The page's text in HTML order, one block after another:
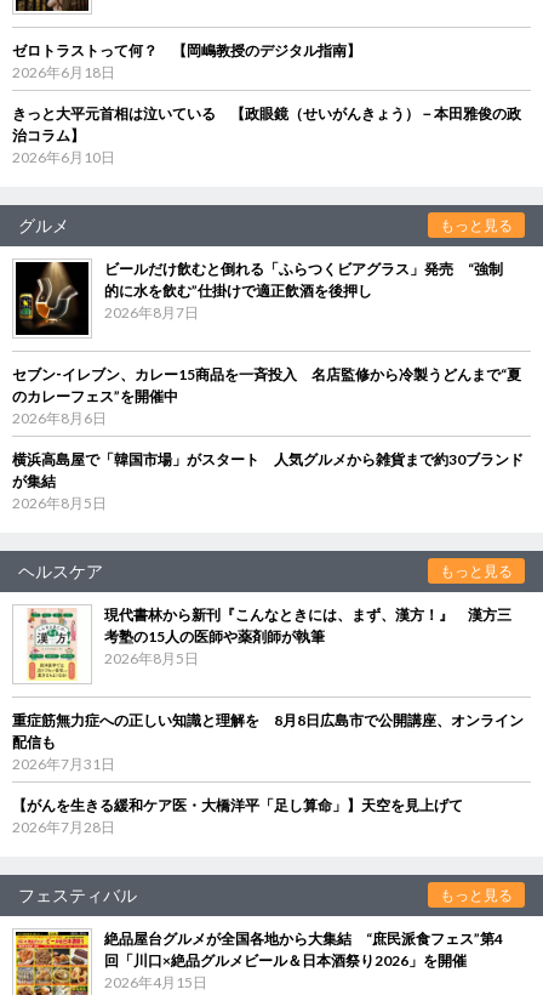
ゼロトラストって何？ 【岡嶋教授のデジタル指南】
2026年6月18日
きっと大平元首相は泣いている 【政眼鏡（せいがんきょう）－本田雅俊の政
治コラム】
2026年6月10日
グルメ もっと見る
ビールだけ飲むと倒れる「ふらつくビアグラス」発売 “強制
的に水を飲む”仕掛けで適正飲酒を後押し
2026年8月7日
セブン‐イレブン、カレー15商品を一斉投入 名店監修から冷製うどんまで“夏
のカレーフェス”を開催中
2026年8月6日
横浜高島屋で「韓国市場」がスタート 人気グルメから雑貨まで約30ブランド
が集結
2026年8月5日
ヘルスケア もっと見る
現代書林から新刊『こんなときには、まず、漢方！』 漢方三
考塾の15人の医師や薬剤師が執筆
2026年8月5日
重症筋無力症への正しい知識と理解を 8月8日広島市で公開講座、オンライン
配信も
2026年7月31日
【がんを生きる緩和ケア医・大橋洋平「足し算命」】天空を見上げて
2026年7月28日
フェスティバル もっと見る
絶品屋台グルメが全国各地から大集結 “庶民派食フェス”第4
回「川口×絶品グルメビール＆日本酒祭り2026」を開催
2026年4月15日